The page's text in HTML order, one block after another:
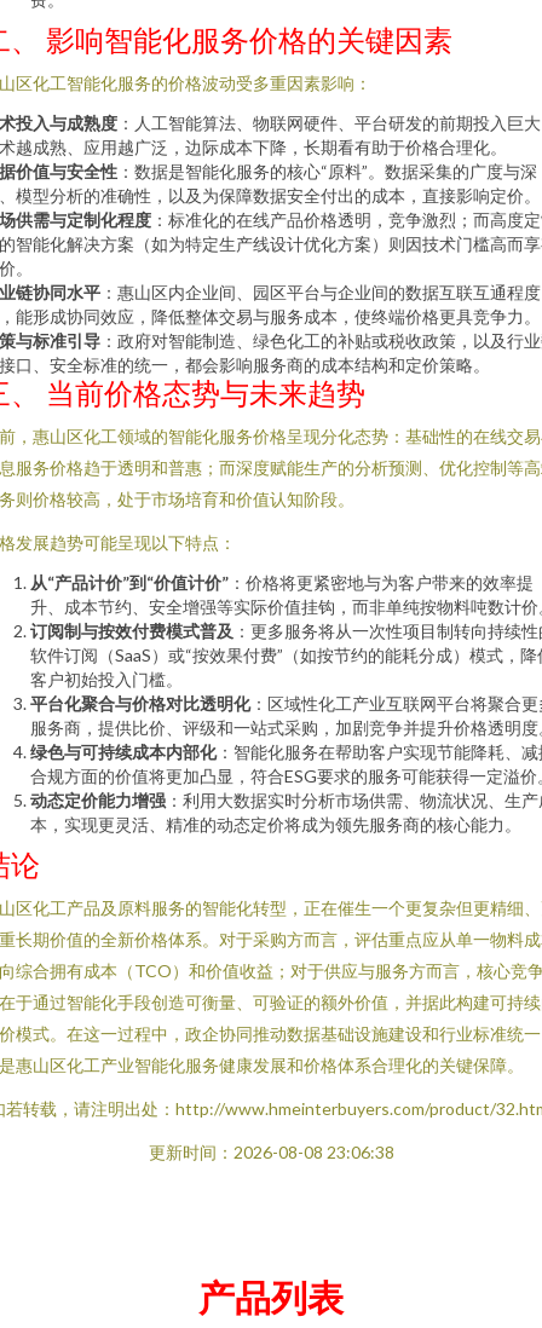
、 影响智能化服务价格的关键因素
区化工智能化服务的价格波动受多重因素影响：
投入与成熟度 ：人工智能算法、物联网硬件、平台研发的前期投入巨
越成熟、应用越广泛，边际成本下降，长期看有助于价格合理化。
价值与安全性 ：数据是智能化服务的核心“原料”。数据采集的广度与深
模型分析的准确性，以及为保障数据安全付出的成本，直接影响定价。
供需与定制化程度 ：标准化的在线产品价格透明，竞争激烈；而高度
智能化解决方案（如为特定生产线设计优化方案）则因技术门槛高而
。
链协同水平 ：惠山区内企业间、园区平台与企业间的数据互联互通程度
能形成协同效应，降低整体交易与服务成本，使终端价格更具竞争力。
与标准引导 ：政府对智能制造、绿色化工的补贴或税收政策，以及行
口、安全标准的统一，都会影响服务商的成本结构和定价策略。
、 当前价格态势与未来趋势
，惠山区化工领域的智能化服务价格呈现分化态势：基础性的在线交
服务价格趋于透明和普惠；而深度赋能生产的分析预测、优化控制等
则价格较高，处于市场培育和价值认知阶段。
发展趋势可能呈现以下特点：
从“产品计价”到“价值计价” ：价格将更紧密地与为客户带来的效率提
升、成本节约、安全增强等实际价值挂钩，而非单纯按物料吨数计价
订阅制与按效付费模式普及 ：更多服务将从一次性项目制转向持续
软件订阅（SaaS）或“按效果付费”（如按节约的能耗分成）模式，降
客户初始投入门槛。
平台化聚合与价格对比透明化：区域性化工产业互联网平台将聚合更
服务商，提供比价、评级和一站式采购，加剧竞争并提升价格透明度
绿色与可持续成本内部化：智能化服务在帮助客户实现节能降耗、减
合规方面的价值将更加凸显，符合ESG要求的服务可能获得一定溢价
动态定价能力增强 ：利用大数据实时分析市场供需、物流状况、生
本，实现更灵活、精准的动态定价将成为领先服务商的核心能力。
论
区化工产品及原料服务的智能化转型，正在催生一个更复杂但更精细
长期价值的全新价格体系。对于采购方而言，评估重点应从单一物料
综合拥有成本（TCO）和价值收益；对于供应与服务方而言，核心竞
于通过智能化手段创造可衡量、可验证的额外价值，并据此构建可持
模式。在这一过程中，政企协同推动数据基础设施建设和行业标准统
惠山区化工产业智能化服务健康发展和价格体系合理化的关键保障。
若转载，请注明出处：http://www.hmeinterbuyers.com/product/
更新时间：2026-08-08 23:06:38
产品列表